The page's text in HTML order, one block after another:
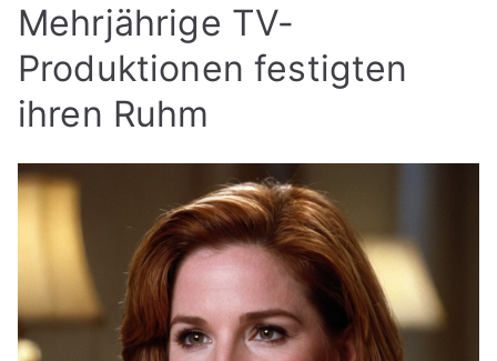
Mehrjährige TV-
Produktionen festigten
ihren Ruhm